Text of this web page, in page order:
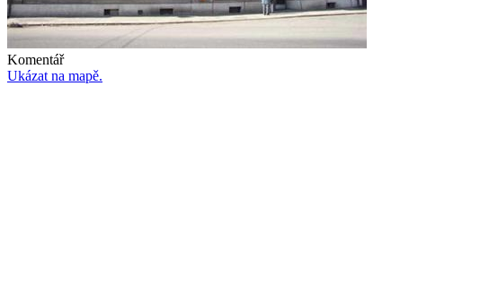
Komentář
Ukázat na mapě.